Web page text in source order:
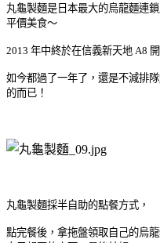
丸龜製麵是日本最大的烏龍麵連
平價美食～
2013 年中終於在信義新天地 A8
如今都過了一年了，還是不減排
的而已！
丸龜製麵採半自助的點餐方式，
點完餐後，拿拖盤領取自己的烏